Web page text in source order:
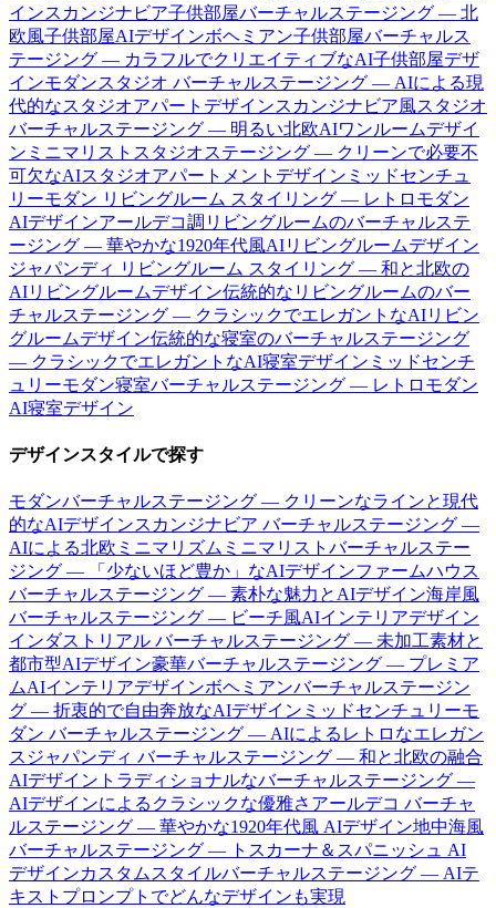
インスカンジナビア子供部屋バーチャルステージング — 北
欧風子供部屋AIデザインボヘミアン子供部屋バーチャルス
テージング — カラフルでクリエイティブなAI子供部屋デザ
インモダンスタジオ バーチャルステージング — AIによる現
代的なスタジオアパートデザインスカンジナビア風スタジオ
バーチャルステージング — 明るい北欧AIワンルームデザイ
ン ミニマリストスタジオステージング — クリーンで必要不
可欠なAIスタジオアパートメントデザイン ミッドセンチュ
リーモダン リビングルーム スタイリング — レトロモダン
AIデザインアールデコ調リビングルームのバーチャルステ
ージング — 華やかな1920年代風AIリビングルームデザイン
ジャパンディ リビングルーム スタイリング — 和と北欧の
AIリビングルームデザイン伝統的なリビングルームのバー
チャルステージング — クラシックでエレガントなAIリビン
グルームデザイン伝統的な寝室のバーチャルステージング
— クラシックでエレガントなAI寝室デザイン ミッドセンチ
ュリーモダン寝室バーチャルステージング — レトロモダン
AI寝室デザイン
デザインスタイルで探す
モダンバーチャルステージング — クリーンなラインと現代
的なAIデザインスカンジナビア バーチャルステージング —
AIによる北欧ミニマリズム ミニマリストバーチャルステー
ジング — 「少ないほど豊か」なAIデザインファームハウス
バーチャルステージング — 素朴な魅力とAIデザイン海岸風
バーチャルステージング — ビーチ風AIインテリアデザイン
インダストリアル バーチャルステージング — 未加工素材と
都市型AIデザイン豪華バーチャルステージング — プレミア
ムAIインテリアデザインボヘミアンバーチャルステージン
グ — 折衷的で自由奔放なAIデザイン ミッドセンチュリーモ
ダン バーチャルステージング — AIによるレトロなエレガン
ス ジャパンディ バーチャルステージング — 和と北欧の融合
AIデザイン トラディショナルなバーチャルステージング —
AIデザインによるクラシックな優雅さ アールデコ バーチャ
ルステージング — 華やかな1920年代風 AIデザイン地中海風
バーチャルステージング — トスカーナ＆スパニッシュ AI
デザインカスタムスタイルバーチャルステージング — AIテ
キストプロンプトでどんなデザインも実現